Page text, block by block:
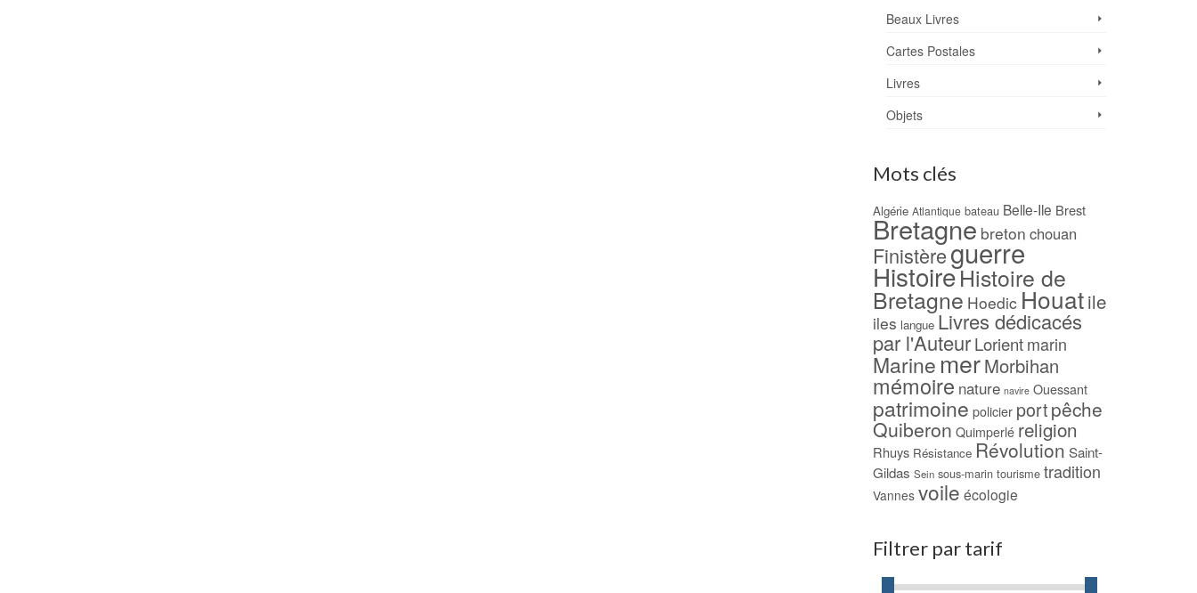
Beaux Livres
Cartes Postales
Livres
Objets
Mots clés
Algérie Atlantique bateau Belle-Ile Brest
Bretagne breton chouan
Finistèreguerre
HistoireHistoire de
Bretagne Hoedic Houatile
iles langue Livres dédicacés
par l'Auteur Lorient marin
Marine merMorbihan
mémoire nature navire Ouessant
patrimoine policier portpêche
Quiberon Quimperlé religion
Rhuys Résistance Révolution Saint-
Gildas Sein sous-marin tourisme tradition
Vannes voile écologie
Filtrer par tarif